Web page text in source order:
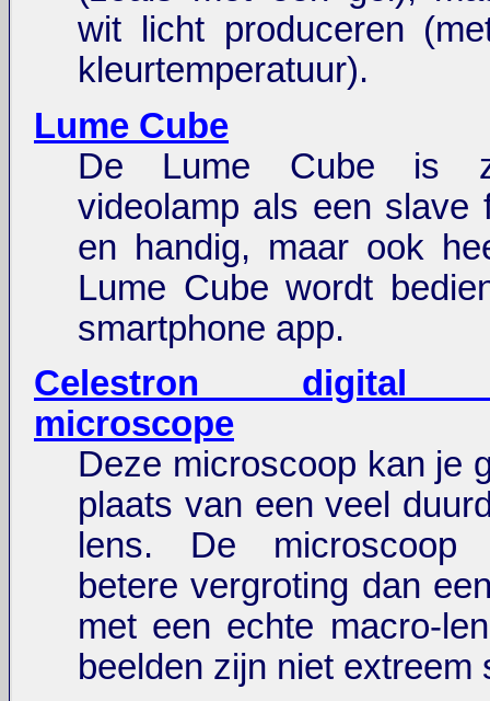
wit licht produceren
kleurtemperatuur).
Lume Cube
De Lume Cube is
videolamp als een slave
en handig, maar ook
Lume Cube wordt
smartphone app.
Celestron digital
microscope
Deze microscoop kan je
plaats van een veel
lens. De microscoop
betere vergroting dan
met een echte macro-
beelden zijn niet extreem